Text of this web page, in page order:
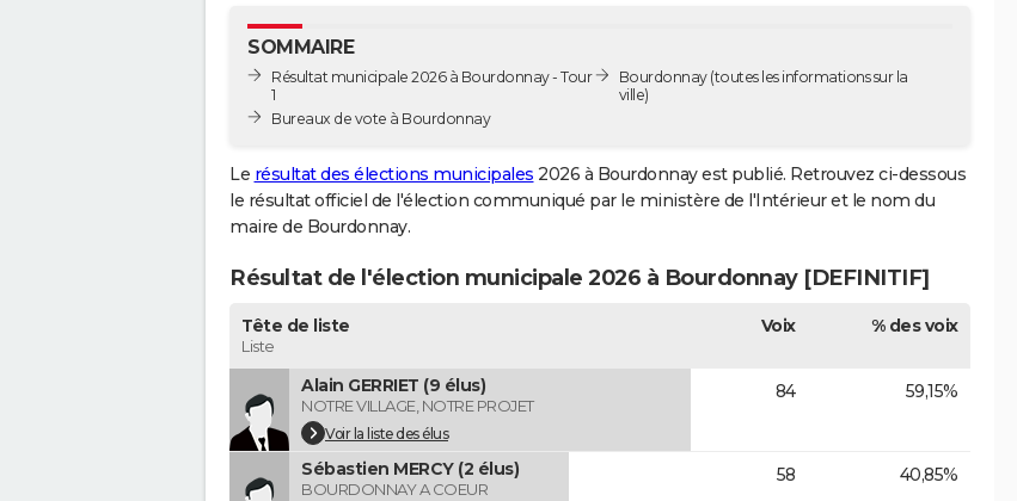
SOMMAIRE
Résultat municipale 2026 à Bourdonnay - Tour
1
Bureaux de vote à Bourdonnay
Bourdonnay(toutes les informations sur la
ville)
Le résultat des élections municipales 2026 à Bourdonnay est publié. Retrouvez ci-dessous
le résultat officiel de l'élection communiqué par le ministère de l'Intérieur et le nom du
maire de Bourdonnay.
Résultat de l'élection municipale 2026 à Bourdonnay [DEFINITIF]
Tête de liste
Liste
Voix % des voix
Alain GERRIET (9 élus)
NOTRE VILLAGE, NOTRE PROJET
Voir la liste des élus
84 59,15%
Sébastien MERCY (2 élus)
BOURDONNAY A COEUR
58 40,85%